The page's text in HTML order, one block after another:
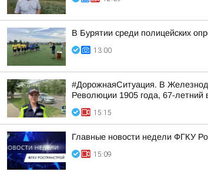
В Бурятии среди полицейских
13:00
#ДорожнаяСитуация. В
Революции 1905 года, 67-
15:15
Главные новости недели ФГКУ
15:09